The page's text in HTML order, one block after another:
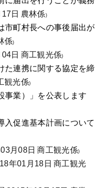
日 農林係)
市町村長への事後届出が
係)
日 商工観光係)
た連携に関する協定を締
観光係)
事業）」を公表します
入促進基本計画について
月08日 商工観光係)
年01月18日 商工観光